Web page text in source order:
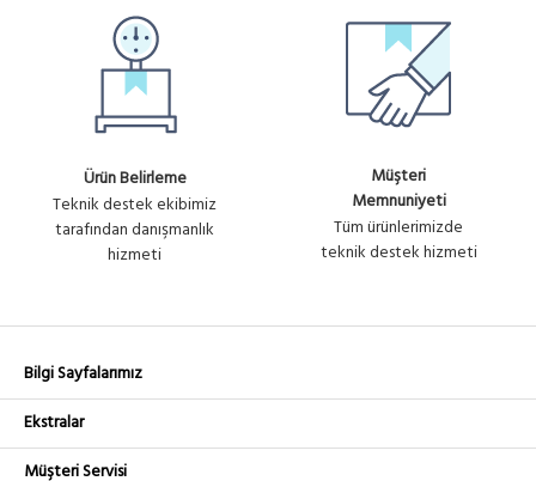
Ürün Belirleme
Teknik destek ekibimiz
tarafından danışmanlık
hizmeti
Müşteri
Memnuniyeti
Tüm ürünlerimizde
teknik destek hizmeti
Bilgi Sayfalarımız
Ekstralar
Müşteri Servisi